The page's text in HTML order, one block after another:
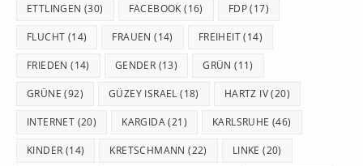
ETTLINGEN (30) FACEBOOK (16) FDP(17)
FLUCHT (14) FRAUEN (14) FREIHEIT(14)
FRIEDEN (14) GENDER (13) GRÜN (11)
GRÜNE (92) GÜZEY ISRAEL (18) HARTZ IV(20)
INTERNET (20) KARGIDA(21) KARLSRUHE (46)
KINDER (14) KRETSCHMANN (22) LINKE (20)